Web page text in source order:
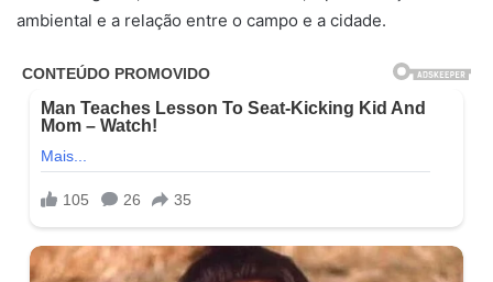
ambiental e a relação entre o campo e a cidade.